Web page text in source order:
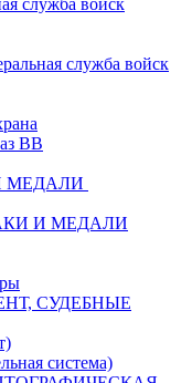
служба войск
служба войск
ВВ
МЕДАЛИ
И МЕДАЛИ
СУДЕБНЫЕ
система)